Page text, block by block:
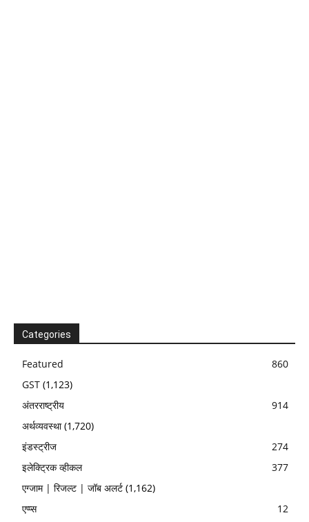
Categories
Featured
860
GST (1,123)
अंतरराष्ट्रीय
914
अर्थव्यवस्था(1,720)
इंडस्ट्रीज
274
इलेक्ट्रिक व्हीकल
377
एग्जाम | रिजल्ट | जॉब अलर्ट (1,162)
एप्प्स
12